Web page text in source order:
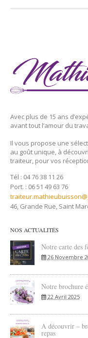
Avec plus de 15 ans
avant tout l’amour du
Il vous propose une
au goût unique, à
traiteur, pour vos
Tél : 04 76 38 11 26
Port. : 06 51 49 63 76
46, Grande Rue, Saint
NOS ACTUALITÉS
Notre carte des
26 Novembre
Notre brochure
22 Avril 2025
A découvrir –
repas